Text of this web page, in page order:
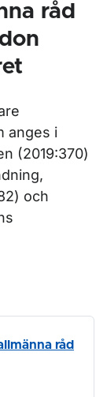
råd
anges i
(2019:370)
och
råd